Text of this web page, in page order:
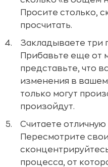
Просите столько,
просчитать.
Закладываете три
Прибавьте еще от
представьте, что
изменения в
только могут
произойдут.
Считаете
Пересмотрите
процесса, от